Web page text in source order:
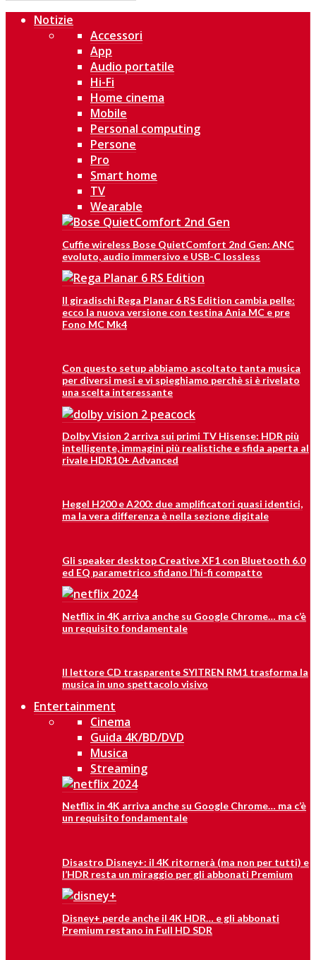
Notizie
Accessori
App
Audio portatile
Hi-Fi
Home cinema
Mobile
Personal computing
Persone
Pro
Smart home
TV
Wearable
Cuffie wireless Bose QuietComfort 2nd Gen: ANC
evoluto, audio immersivo e USB-C lossless
Il giradischi Rega Planar 6 RS Edition cambia pelle:
ecco la nuova versione con testina Ania MC e pre
Fono MC Mk4
Con questo setup abbiamo ascoltato tanta musica
per diversi mesi e vi spieghiamo perchè si è rivelato
una scelta interessante
Dolby Vision 2 arriva sui primi TV Hisense: HDR più
intelligente, immagini più realistiche e sfida aperta al
rivale HDR10+ Advanced
Hegel H200 e A200: due amplificatori quasi identici,
ma la vera differenza è nella sezione digitale
Gli speaker desktop Creative XF1 con Bluetooth 6.0
ed EQ parametrico sfidano l’hi-fi compatto
Netflix in 4K arriva anche su Google Chrome… ma c’è
un requisito fondamentale
Il lettore CD trasparente SYITREN RM1 trasforma la
musica in uno spettacolo visivo
Entertainment
Cinema
Guida 4K/BD/DVD
Musica
Streaming
Netflix in 4K arriva anche su Google Chrome… ma c’è
un requisito fondamentale
Disastro Disney+: il 4K ritornerà (ma non per tutti) e
l’HDR resta un miraggio per gli abbonati Premium
Disney+ perde anche il 4K HDR… e gli abbonati
Premium restano in Full HD SDR